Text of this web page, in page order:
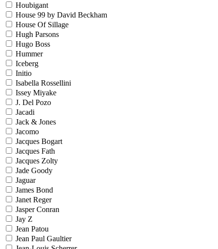
Houbigant
House 99 by David Beckham
House Of Sillage
Hugh Parsons
Hugo Boss
Hummer
Iceberg
Initio
Isabella Rossellini
Issey Miyake
J. Del Pozo
Jacadi
Jack & Jones
Jacomo
Jacques Bogart
Jacques Fath
Jacques Zolty
Jade Goody
Jaguar
James Bond
Janet Reger
Jasper Conran
Jay Z
Jean Patou
Jean Paul Gaultier